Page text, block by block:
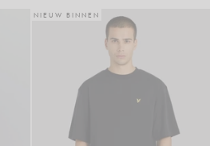
NIEUW BINNEN